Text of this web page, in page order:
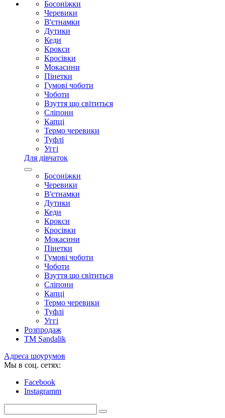
Босоніжки
Черевики
В'єтнамки
Дутики
Кеди
Крокси
Кросівки
Мокасини
Пінетки
Гумові чоботи
Чоботи
Взуття що світиться
Сліпони
Капці
Термо черевики
Туфлі
Уггі
Для дівчаток
Босоніжки
Черевики
В'єтнамки
Дутики
Кеди
Крокси
Кросівки
Мокасини
Пінетки
Гумові чоботи
Чоботи
Взуття що світиться
Сліпони
Капці
Термо черевики
Туфлі
Уггі
Розпродаж
TM Sandalik
Адреса шоурумов
Мы в соц. сетях:
Facebook
Instagramm